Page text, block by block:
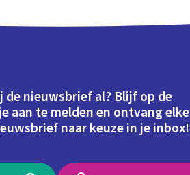
de nieuwsbrief al? Blijf op de
aan te melden en ontvang elke
naar keuze in je inbox!